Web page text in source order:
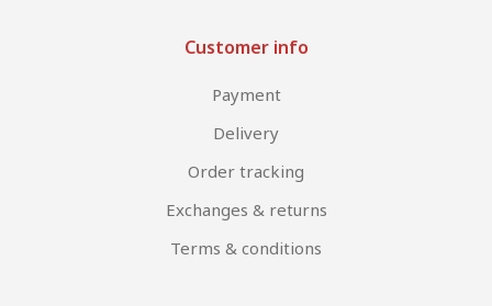
Customer info
Payment
Delivery
Order tracking
Exchanges & returns
Terms & conditions